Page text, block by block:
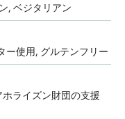
ベジタリアン
ー使用 グルテンフリー
ホライズン財団の支援